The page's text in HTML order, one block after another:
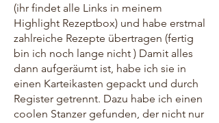
(ihr findet alle Links in meinem
Highlight Rezeptbox) und habe erstmal
zahlreiche Rezepte übertragen (fertig
bin ich noch lange nicht ) Damit alles
dann aufgeräumt ist, habe ich sie in
einen Karteikasten gepackt und durch
Register getrennt. Dazu habe ich einen
coolen Stanzer gefunden, der nicht nur